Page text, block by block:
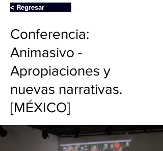
< Regresar
Conferencia:
Animasivo -
Apropiaciones y
nuevas narrativas.
[MÉXICO]